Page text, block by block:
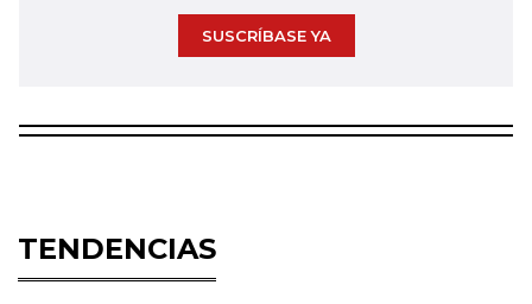
SUSCRÍBASE YA
TENDENCIAS